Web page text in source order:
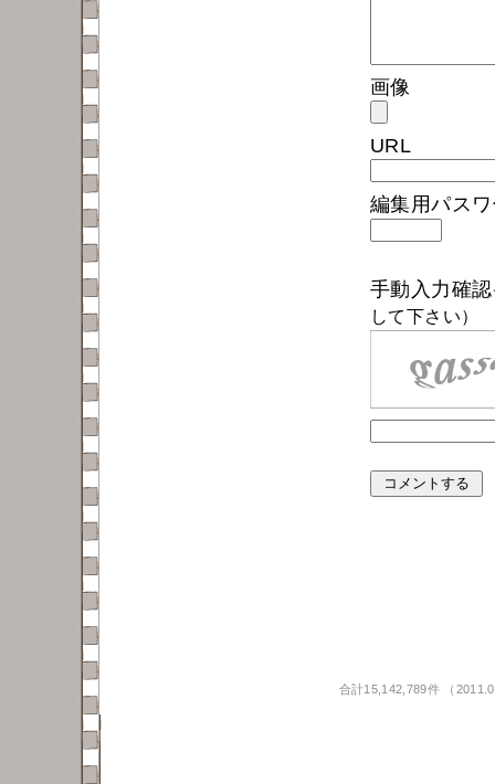
画像
URL
編集用パス
手動入力確
して下さい）
合計15,142,789件 （